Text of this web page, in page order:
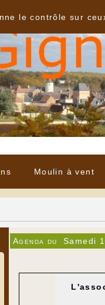
Moulin à vent
Agenda du Samedi
le contrôle sur